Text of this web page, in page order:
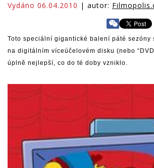
Vydáno 06.04.2010 | autor:
Toto speciální gigantické balení páté sezóny
na digitálním víceúčelovém disku (nebo
úplně nejlepší, co do té doby vzniklo.